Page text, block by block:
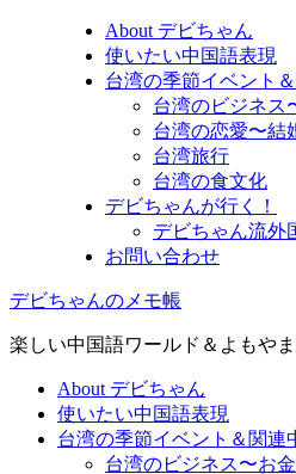
About デビちゃん
使いたい中国語表現
台湾の季節イベント
台湾のビジネス
台湾の恋愛〜結
台湾旅行
台湾の食文化
デビちゃんが行く！
デビちゃん流外
お問い合わせ
デビちゃんのメモ帳
楽しい中国語ワールド＆よもや
About デビちゃん
使いたい中国語表現
台湾の季節イベント＆関連
台湾のビジネス〜お